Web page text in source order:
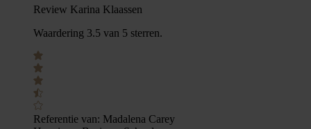
Review Karina Klaassen
Waardering 3.5 van 5 sterren.
Referentie van: Madalena Carey